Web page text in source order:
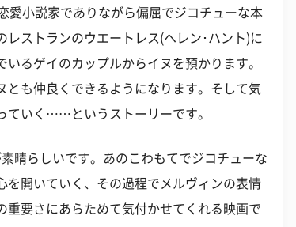
愛小説家でありながら偏屈でジコチューな本
レストランのウエートレス(ヘレン･ハント)に
るゲイのカップルからイヌを預かります。
とも仲良くできるようになります。そして気
ていく……というストーリーです。
晴らしいです。あのこわもてでジコチューな
を開いていく、その過程でメルヴィンの表情
重要さにあらためて気付かせてくれる映画で